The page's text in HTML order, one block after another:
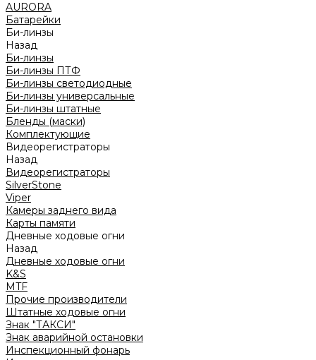
AURORA
Батарейки
Би-линзы
Назад
Би-линзы
Би-линзы ПТФ
Би-линзы светодиодные
Би-линзы универсальные
Би-линзы штатные
Бленды (маски)
Комплектующие
Видеорегистраторы
Назад
Видеорегистраторы
SilverStone
Viper
Камеры заднего вида
Карты памяти
Дневные ходовые огни
Назад
Дневные ходовые огни
K&S
MTF
Прочие производители
Штатные ходовые огни
Знак "ТАКСИ"
Знак аварийной остановки
Инспекционный фонарь